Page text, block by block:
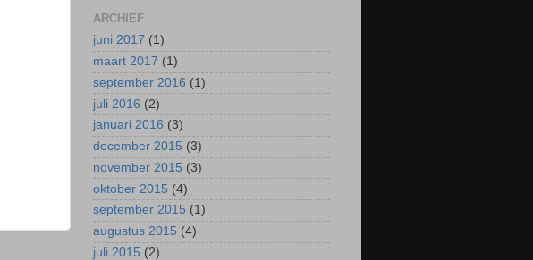
ARCHIEF
juni 2017 (1)
maart 2017 (1)
september 2016 (1)
juli 2016 (2)
januari 2016 (3)
december 2015 (3)
november 2015 (3)
oktober 2015 (4)
september 2015 (1)
augustus 2015 (4)
juli 2015 (2)